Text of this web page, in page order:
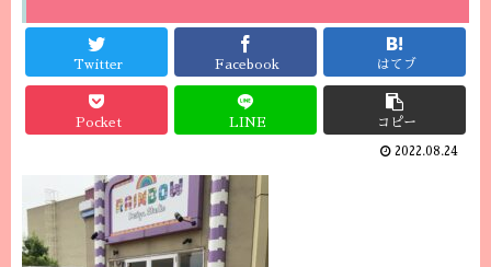
Twitter Facebook はてブ
Pocket LINE コピー
2022.08.24